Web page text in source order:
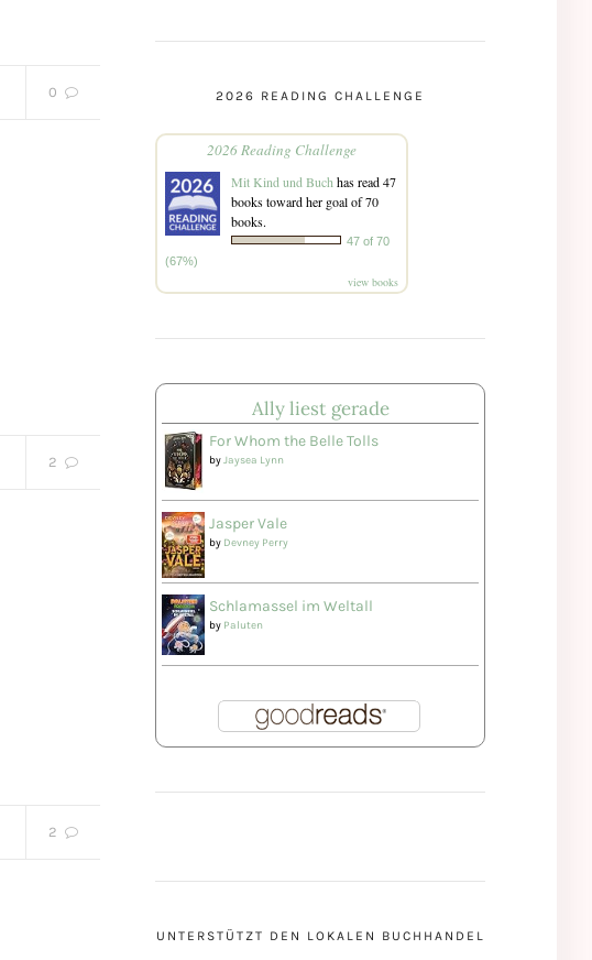
0
2
2
2026 READING CHALLENGE
2026 Reading Challenge
Mit Kind und Buch has read 47
books toward her goal of 70
books.
47 of 70
(67%)
view books
Ally liest gerade
For Whom the Belle Tolls
byJaysea Lynn
Jasper Vale
by Devney Perry
Schlamassel im Weltall
by Paluten
UNTERSTÜTZT DEN LOKALEN BUCHHANDEL